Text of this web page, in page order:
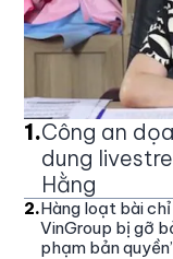
1.Công an
dung
Hằng
2.Hàng loạt bài
VinGroup bị gỡ
phạm bản quyền’